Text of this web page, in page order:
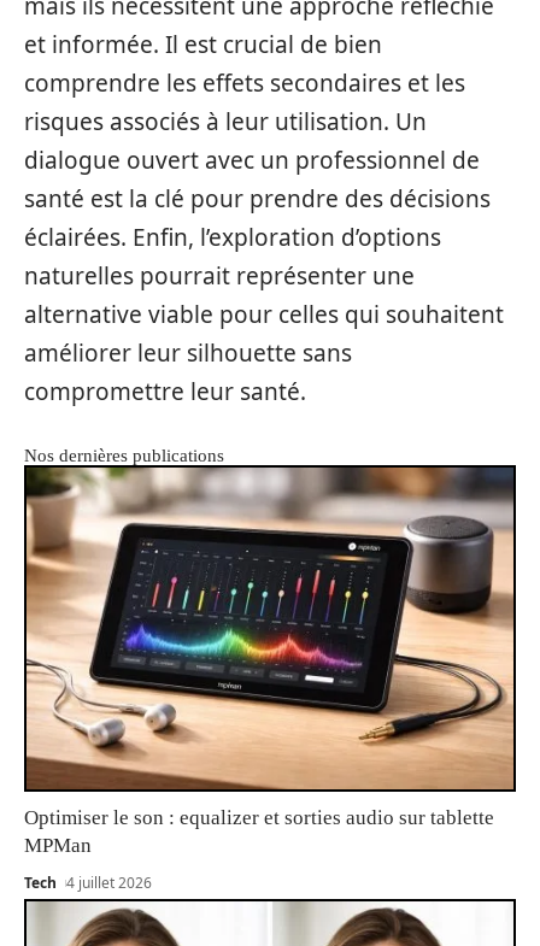
et informée. Il est crucial de bien
comprendre les effets secondaires et les
risques associés à leur utilisation. Un
dialogue ouvert avec un professionnel de
santé est la clé pour prendre des décisions
éclairées. Enfin, l’exploration d’options
naturelles pourrait représenter une
alternative viable pour celles qui souhaitent
améliorer leur silhouette sans
compromettre leur santé.
Nos dernières publications
Optimiser le son : equalizer et sorties audio sur tablette
MPMan
Tech 4 juillet 2026